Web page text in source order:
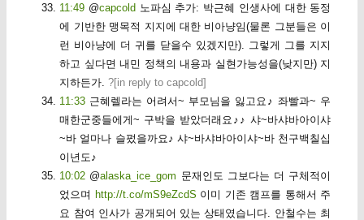
11:49 @capcold 노파심 추가: 박근혜 인생사에 대한 동정
에 기반한 맹목적 지지에 대한 비아냥임(물론 그분들은 이
런 비아냥에 더 귀를 닫을수 있겠지만). 그렇게 그를 지지
하고 싶다면 내민 정책의 내용과 실현가능성을(낮지만) 지
지하든가. ?[in reply to capcold]
11:33 근혜렐라는 어려서~ 부모님을 잃고요♪ 좌빨과~ 우
매한군중들에게~ 구박을 받았더래요♪♪ 샤~바샤바아이샤
~바 얼마나 슬펐을까요♪ 샤~바샤바아이샤~바 천구백칠십
이년도♪
10:02 @alaska_ice_gom 문재인도 그보다는 더 구체적이
었으며 http://t.co/mS9eZcdS 이미 기존 캠프를 통해서 주
요 참여 인사가 공개되어 있는 상태였습니다. 안철수는 최